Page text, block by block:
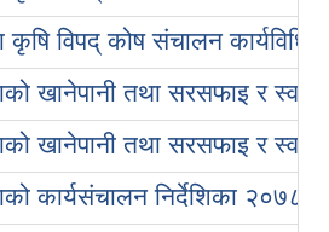
कृषि विपद् कोष संचालन
खानेपानी तथा सरसफाइ र
खानेपानी तथा सरसफाइ र
कार्यसंचालन निर्देशिका २०७८